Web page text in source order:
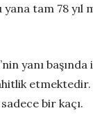
tam 78
yanı
etmektedir.
bir kaçı.